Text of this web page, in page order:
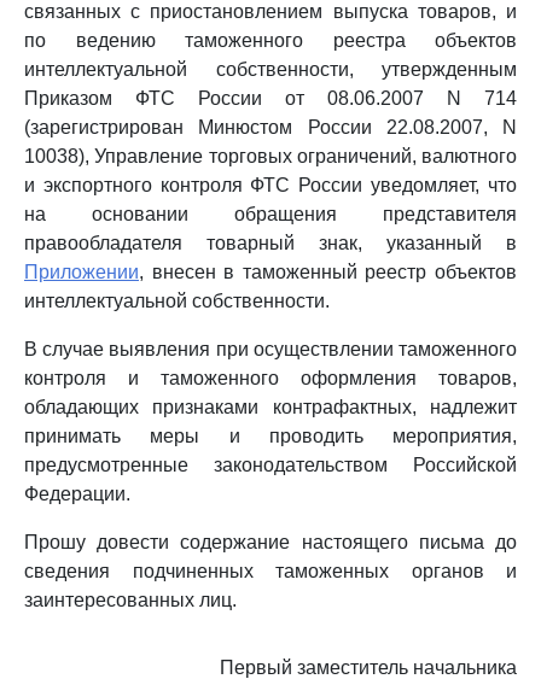
связанных с приостановлением выпуска товаров, и
по ведению таможенного реестра объектов
интеллектуальной собственности, утвержденным
Приказом ФТС России от 08.06.2007 N 714
(зарегистрирован Минюстом России 22.08.2007, N
10038), Управление торговых ограничений, валютного
и экспортного контроля ФТС России уведомляет, что
на основании обращения представителя
правообладателя товарный знак, указанный в
Приложении, внесен в таможенный реестр объектов
интеллектуальной собственности.
В случае выявления при осуществлении таможенного
контроля и таможенного оформления товаров,
обладающих признаками контрафактных, надлежит
принимать меры и проводить мероприятия,
предусмотренные законодательством Российской
Федерации.
Прошу довести содержание настоящего письма до
сведения подчиненных таможенных органов и
заинтересованных лиц.
Первый заместитель начальника